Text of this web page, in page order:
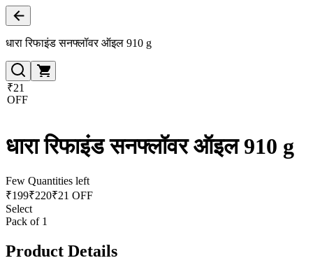
धारा रिफाइंड सनफ्लॉवर ऑइल 910 g
₹21
OFF
धारा रिफाइंड सनफ्लॉवर ऑइल 910 g
Few Quantities left
₹199₹220₹21 OFF
Select
Pack of 1
Product Details